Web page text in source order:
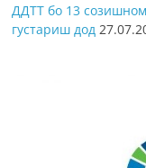
ДДТТ бо 13
густариш дод